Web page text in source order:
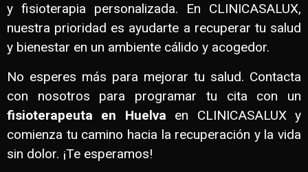
y fisioterapia personalizada. En CLINICASALUX,
nuestra prioridad es ayudarte a recuperar tu salud
y bienestar en un ambiente cálido y acogedor.
No esperes más para mejorar tu salud. Contacta
con nosotros para programar tu cita con un
fisioterapeuta en Huelva en CLINICASALUX y
comienza tu camino hacia la recuperación y la vida
sin dolor. ¡Te esperamos!